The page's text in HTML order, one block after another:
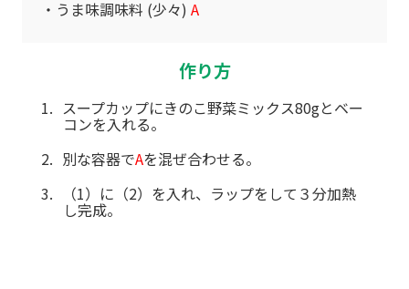
うま味調味料 (少々)A
作り方
スープカップにきのこ野菜ミックス80gとベー
コンを入れる。
別な容器でAを混ぜ合わせる。
（1）に（2）を入れ、ラップをして３分加熱
し完成。